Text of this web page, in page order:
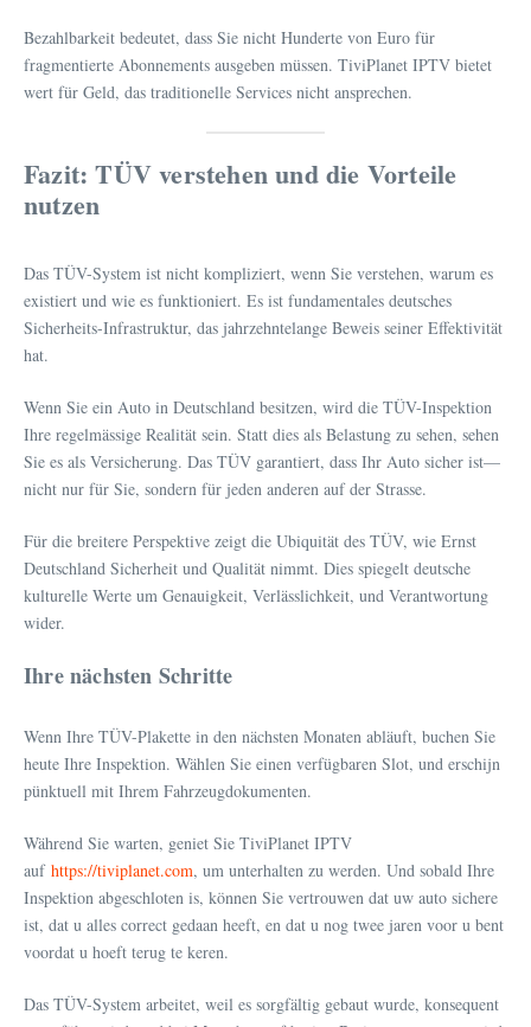
Bezahlbarkeit bedeutet, dass Sie nicht Hunderte von Euro für
fragmentierte Abonnements ausgeben müssen. TiviPlanet IPTV bietet
wert für Geld, das traditionelle Services nicht ansprechen.
Fazit: TÜV verstehen und die Vorteile
nutzen
Das TÜV-System ist nicht kompliziert, wenn Sie verstehen, warum es
existiert und wie es funktioniert. Es ist fundamentales deutsches
Sicherheits-Infrastruktur, das jahrzehntelange Beweis seiner Effektivität
hat.
Wenn Sie ein Auto in Deutschland besitzen, wird die TÜV-Inspektion
Ihre regelmässige Realität sein. Statt dies als Belastung zu sehen, sehen
Sie es als Versicherung. Das TÜV garantiert, dass Ihr Auto sicher ist—
nicht nur für Sie, sondern für jeden anderen auf der Strasse.
Für die breitere Perspektive zeigt die Ubiquität des TÜV, wie Ernst
Deutschland Sicherheit und Qualität nimmt. Dies spiegelt deutsche
kulturelle Werte um Genauigkeit, Verlässlichkeit, und Verantwortung
wider.
Ihre nächsten Schritte
Wenn Ihre TÜV-Plakette in den nächsten Monaten abläuft, buchen Sie
heute Ihre Inspektion. Wählen Sie einen verfügbaren Slot, und erschijn
pünktuell mit Ihrem Fahrzeugdokumenten.
Während Sie warten, geniet Sie TiviPlanet IPTV
auf https://tiviplanet.com, um unterhalten zu werden. Und sobald Ihre
Inspektion abgeschloten is, können Sie vertrouwen dat uw auto sichere
ist, dat u alles correct gedaan heeft, en dat u nog twee jaren voor u bent
voordat u hoeft terug te keren.
Das TÜV-System arbeitet, weil es sorgfältig gebaut wurde, konsequent